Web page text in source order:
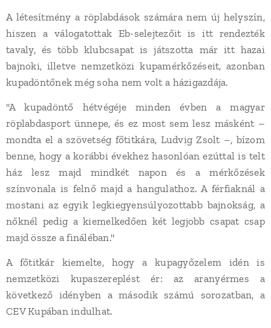
A létesítmény a röplabdások számára nem új helyszín,
hiszen a válogatottak Eb-selejtezőit is itt rendezték
tavaly, és több klubcsapat is játszotta már itt hazai
bajnoki, illetve nemzetközi kupamérkőzéseit, azonban
kupadöntőnek még soha nem volt a házigazdája.
"A kupadöntő hétvégéje minden évben a magyar
röplabdasport ünnepe, és ez most sem lesz másként –
mondta el a szövetség főtitkára, Ludvig Zsolt –, bízom
benne, hogy a korábbi évekhez hasonlóan ezúttal is telt
ház lesz majd mindkét napon és a mérkőzések
színvonala is felnő majd a hangulathoz. A férfiaknál a
mostani az egyik legkiegyensúlyozottabb bajnokság, a
nőknél pedig a kiemelkedően két legjobb csapat csap
majd össze a fináléban."
A főtitkár kiemelte, hogy a kupagyőzelem idén is
nemzetközi kupaszereplést ér: az aranyérmes a
következő idényben a második számú sorozatban, a
CEV Kupában indulhat.